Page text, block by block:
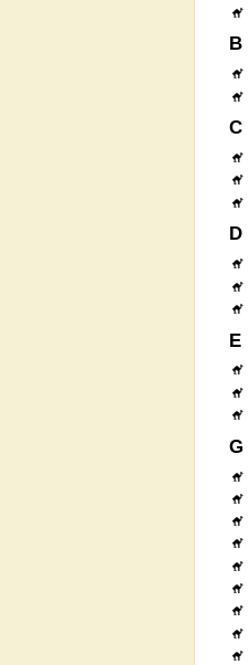
B
C
D
E
G